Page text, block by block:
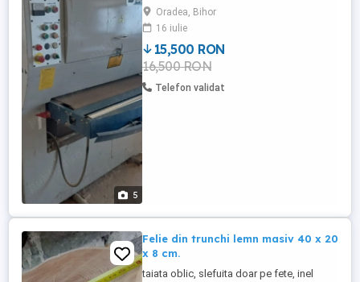
5
perfectă de functionare Lătime banda 950
mm PRET 15500 lei Mai multe informații la
telefon.
Oradea, Bihor
16 iulie
15,500 RON
16,500 RON
Telefon validat
Felie din trunchi lemn masiv 40 x 20
x 8 cm.
taiata oblic, slefuita doar pe fete, inel